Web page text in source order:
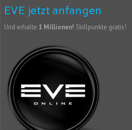
EVE jetzt anfangen
Und erhalte 1 Millionen! Skillpunkte gratis!